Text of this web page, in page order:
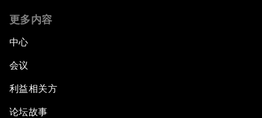
更多内容
中心
会议
利益相关方
论坛故事